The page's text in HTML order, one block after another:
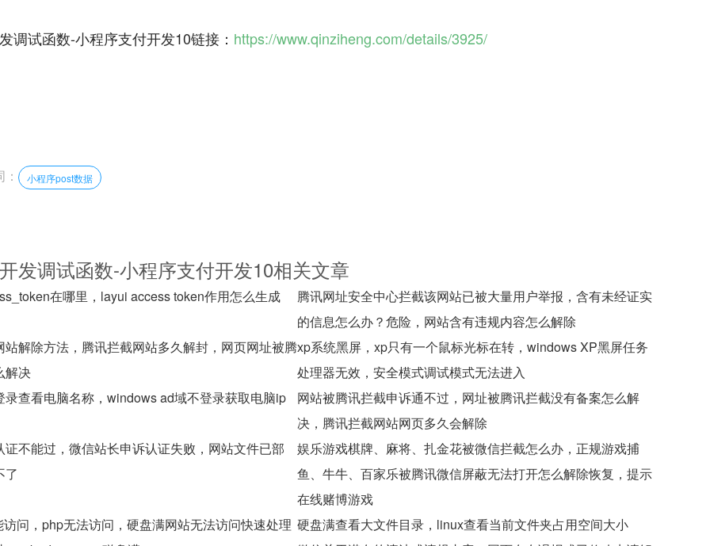
调试函数-小程序支付开发10链接： https://www.qinziheng.com/details/3925/
小程序post数据
发调试函数-小程序支付开发10相关文章
在哪里，layui access token作用怎么生成
腾讯网址安全中心拦截该网站已被大量用户举报，含有未经证实
的信息怎么办？危险，网站含有违规内容怎么解除
站解除方法，腾讯拦截网站多久解封，网页网址被腾
解决
xp系统黑屏，xp只有一个鼠标光标在转，windows XP黑屏任务
处理器无效，安全模式调试模式无法进入
录查看电脑名称，windows ad域不登录获取电脑ip
网站被腾讯拦截申诉通不过，网址被腾讯拦截没有备案怎么解
决，腾讯拦截网站网页多久会解除
证不能过，微信站长申诉认证失败，网站文件已部
了
娱乐游戏棋牌、麻将、扎金花被微信拦截怎么办，正规游戏捕
鱼、牛牛、百家乐被腾讯微信屏蔽无法打开怎么解除恢复，提示
在线赌博游戏
问，php无法访问，硬盘满网站无法访问快速处理 硬盘满查看大文件目录，linux查看当前文件夹占用空间大小